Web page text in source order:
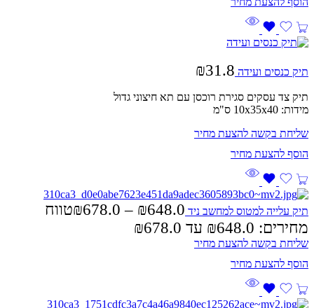
תיק כנסים ועידה ₪31.8
תיק צד עסקים סגירת רוכסן עם תא חיצוני גדול
מידות: 10x35x40 ס"מ
שליחת בקשה להצעת מחיר
תיק עלייה למטוס למחשב ניד ₪648.0
–
₪678.0
טווח
מחירים: ⁦₪648.0⁩ עד ⁦₪678.0⁩
שליחת בקשה להצעת מחיר